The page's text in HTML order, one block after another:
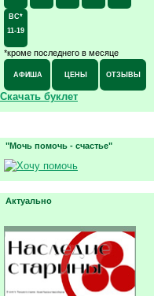
ВС*
11-19
*кроме последнего в месяце
АФИША ЦЕНЫ ОТЗЫВЫ
Скачать буклет
"Мочь помочь - счастье"
Актуально